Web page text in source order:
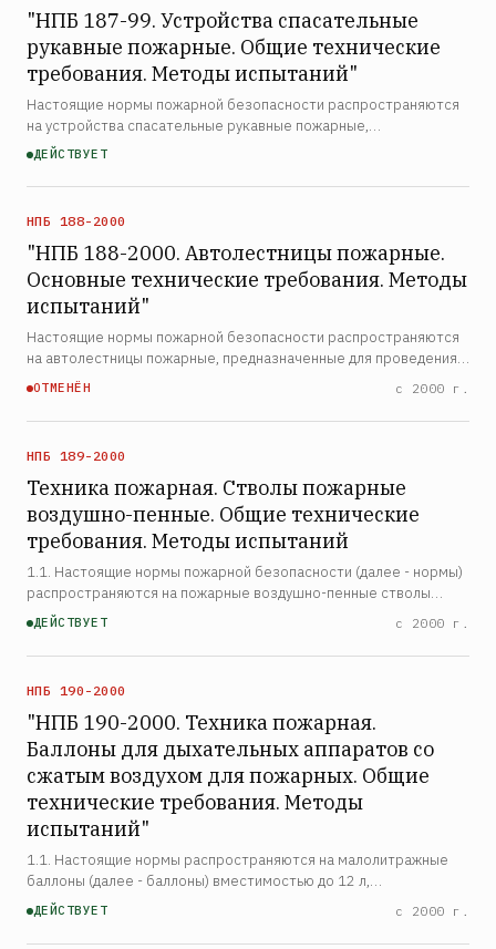
"НПБ 187-99. Устройства спасательные
рукавные пожарные. Общие технические
требования. Методы испытаний"
Настоящие нормы пожарной безопасности распространяются
на устройства спасательные рукавные пожарные,
предназначенные для самостоятельной эвакуации людей из
требова…
ДЕЙСТВУЕТ
НПБ 188-2000
"НПБ 188-2000. Автолестницы пожарные.
Основные технические требования. Методы
испытаний"
Настоящие нормы пожарной безопасности распространяются
на автолестницы пожарные, предназначенные для проведения
спасательных работ и обеспечения доступа пожарных к
ОТМЕНЁН с 2000 г.
НПБ 189-2000
Техника пожарная. Стволы пожарные
воздушно-пенные. Общие технические
требования. Методы испытаний
1.1. Настоящие нормы пожарной безопасности (далее - нормы)
распространяются на пожарные воздушно-пенные стволы
(далее - стволы), предназначенные для формирования и
направления струй воздушно-механической пены низкой крат…
ДЕЙСТВУЕТ с 2000 г.
НПБ 190-2000
"НПБ 190-2000. Техника пожарная.
Баллоны для дыхательных аппаратов со
сжатым воздухом для пожарных. Общие
технические требования. Методы
испытаний"
1.1. Настоящие нормы распространяются на малолитражные
баллоны (далее - баллоны) вместимостью до 12 л,
рассчитанные на рабочее давление не более 31 МПа (316 кгс/
см2) и предназначенные для использования в составе
дыхатель…
ДЕЙСТВУЕТ с 2000 г.